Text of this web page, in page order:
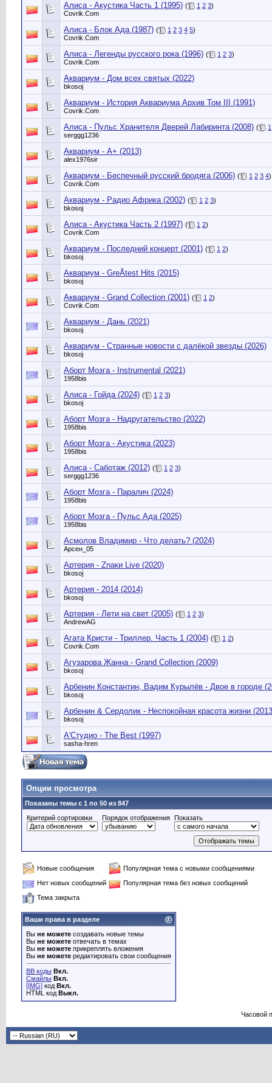
Алиса - Акустика Часть 1 (1995) ( 1 2 3)
Сovrik.Com
Алиса - Блок Ада (1987) ( 1 2 3 4 5)
Сovrik.Com
Алиса - Легенды русского рока (1996) ( 1 2 3)
Сovrik.Com
Аквариум - Дом всех святых (2022)
bkosoj
Аквариум - История Аквариума Архив Том III (1991)
Сovrik.Com
Алиса - Пульс Хранителя Дверей Лабиринта (2008) (
1
serggg1236
Аквариум - А+ (2013)
alex1976sir
Аквариум - Беспечный русский бродяга (2006) ( 1 2 3 4)
Сovrik.Com
Аквариум - Радио Африка (2002) ( 1 2 3)
bkosoj
Алиса - Акустика Часть 2 (1997) ( 1 2)
Сovrik.Com
Аквариум - Последний концерт (2001) ( 1 2)
bkosoj
Аквариум - GreÅtest Hits (2015)
bkosoj
Аквариум - Grand Collection (2001) ( 1 2)
Сovrik.Com
Аквариум - Дань (2021)
bkosoj
Аквариум - Странные новости с далёкой звезды (2026)
bkosoj
Аборт Мозга - Instrumental (2021)
1958bis
Алиса - Гойда (2024) ( 1 2 3)
bkosoj
Аборт Мозга - Надругательство (2022)
1958bis
Аборт Мозга - Акустика (2023)
1958bis
Алиса - Саботаж (2012) ( 1 2 3)
serggg1236
Аборт Мозга - Паралич (2024)
1958bis
Аборт Мозга - Пульс Ада (2025)
1958bis
Асмолов Владимир - Что делать? (2024)
Арсен_05
Артерия - Znаки Live (2020)
bkosoj
Артерия - 2014 (2014)
bkosoj
Артерия - Лети на свет (2005) ( 1 2 3)
AndrewAG
Агата Кристи - Триллер. Часть 1 (2004) ( 1 2)
Сovrik.Com
Агузарова Жанна - Grand Collection (2009)
bkosoj
Арбенин Константин, Вадим Курылёв - Двое в городе
bkosoj
Арбенин & Сердолик - Неспокойная красота жизни
bkosoj
А'Студио - The Best (1997)
sasha-hren
Опции просмотра
Показаны темы с 1 по 50 из 847
Критерий сортировки
Порядок отображения Показать
Новые сообщения
Популярная тема с новыми сообщениями
Нет новых сообщений
Популярная тема без новых сообщений
Тема закрыта
Ваши права в разделе
Вы не можете создавать новые темы
Вы не можете отвечать в темах
Вы не можете прикреплять вложения
Вы не можете редактировать свои сообщения
BB коды Вкл.
Смайлы Вкл.
[IMG] код Вкл.
HTML код Выкл.
Часовой